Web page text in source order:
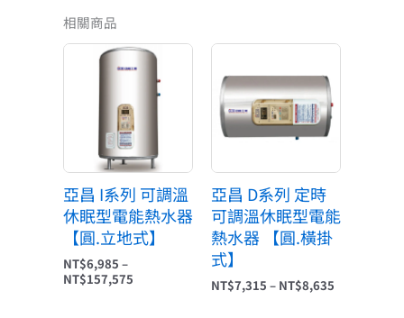
相關商品
亞昌 I系列 可調溫
休眠型電能熱水器
【圓.立地式】
NT$6,985 –
NT$157,575
價
格
NT$6,985
到
亞昌 D系列 定時
可調溫休眠型電能
熱水器 【圓.橫掛
式】
NT$7,315 – NT$8,635
價